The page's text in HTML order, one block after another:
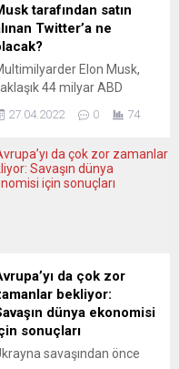
tarafından satın
Twitter’a ne
Elon Musk,
44 milyar ABD
karşılığında Twitter’ı
önce bunu
çalışmış olsa
borsadan çekerek
kendi istediği gibi yeniden
olması,
özgürlüğü, güç ve...
27.04.2022 0 74
da çok zor
bekliyor:
dünya ekonomisi
sonuçları
savaşından önce